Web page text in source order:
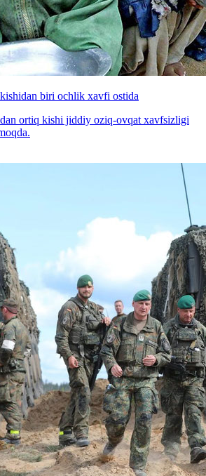
biri ochlik xavfi ostida
ortiq kishi jiddiy oziq-ovqat xavfsizligi